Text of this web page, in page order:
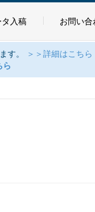
タ入稿 お問い合
す。
＞＞詳細はこちら
ら